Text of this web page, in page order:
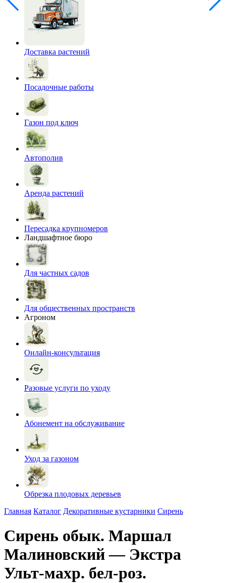
Доставка растений
Посадочные работы
Газон под ключ
Автополив
Аренда растений
Пересадка крупномеров
Ландшафтное бюро
Для частных садов
Для общественных пространств
Агроном
Онлайн-консультация
Разовые услуги по уходу
Абонемент на обслуживание
Уход за газоном
Обрезка плодовых деревьев
Главная Каталог Декоративные кустарники Сирень
Сирень обык. Маршал
Малиновский — Экстра
Ульт-махр. бел-роз.